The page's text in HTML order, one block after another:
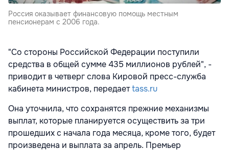
Россия оказывает финансовую помощь местным
пенсионерам с 2006 года.
"Со стороны Российской Федерации поступили
средства в общей сумме 435 миллионов рублей", -
приводит в четверг слова Кировой пресс-служба
кабинета министров, передаетtass.ru
Она уточнила, что сохранятся прежние механизмы
выплат, которые планируется осуществить за три
прошедших с начала года месяца, кроме того, будет
произведена и выплата за апрель. Премьер